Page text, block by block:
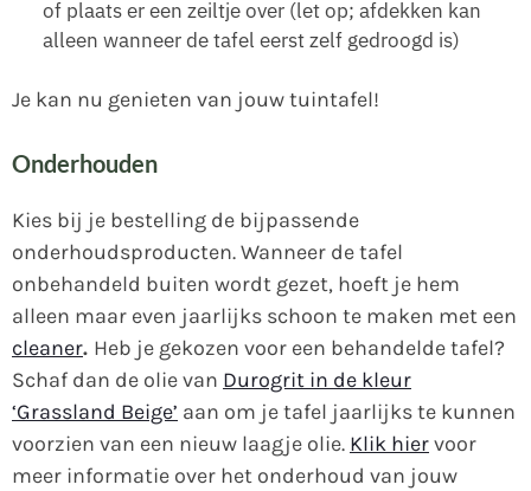
of plaats er een zeiltje over (let op; afdekken kan
alleen wanneer de tafel eerst zelf gedroogd is)
Je kan nu genieten van jouw tuintafel!
Onderhouden
Kies bij je bestelling de bijpassende
onderhoudsproducten. Wanneer de tafel
onbehandeld buiten wordt gezet, hoeft je hem
alleen maar even jaarlijks schoon te maken met een
cleaner. Heb je gekozen voor een behandelde tafel?
Schaf dan de olie van Durogrit in de kleur
‘Grassland Beige’ aan om je tafel jaarlijks te kunnen
voorzien van een nieuw laagje olie. Klik hiervoor
meer informatie over het onderhoud van jouw